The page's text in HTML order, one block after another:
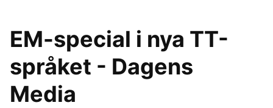
EM-special i nya TT-
språket - Dagens
Media